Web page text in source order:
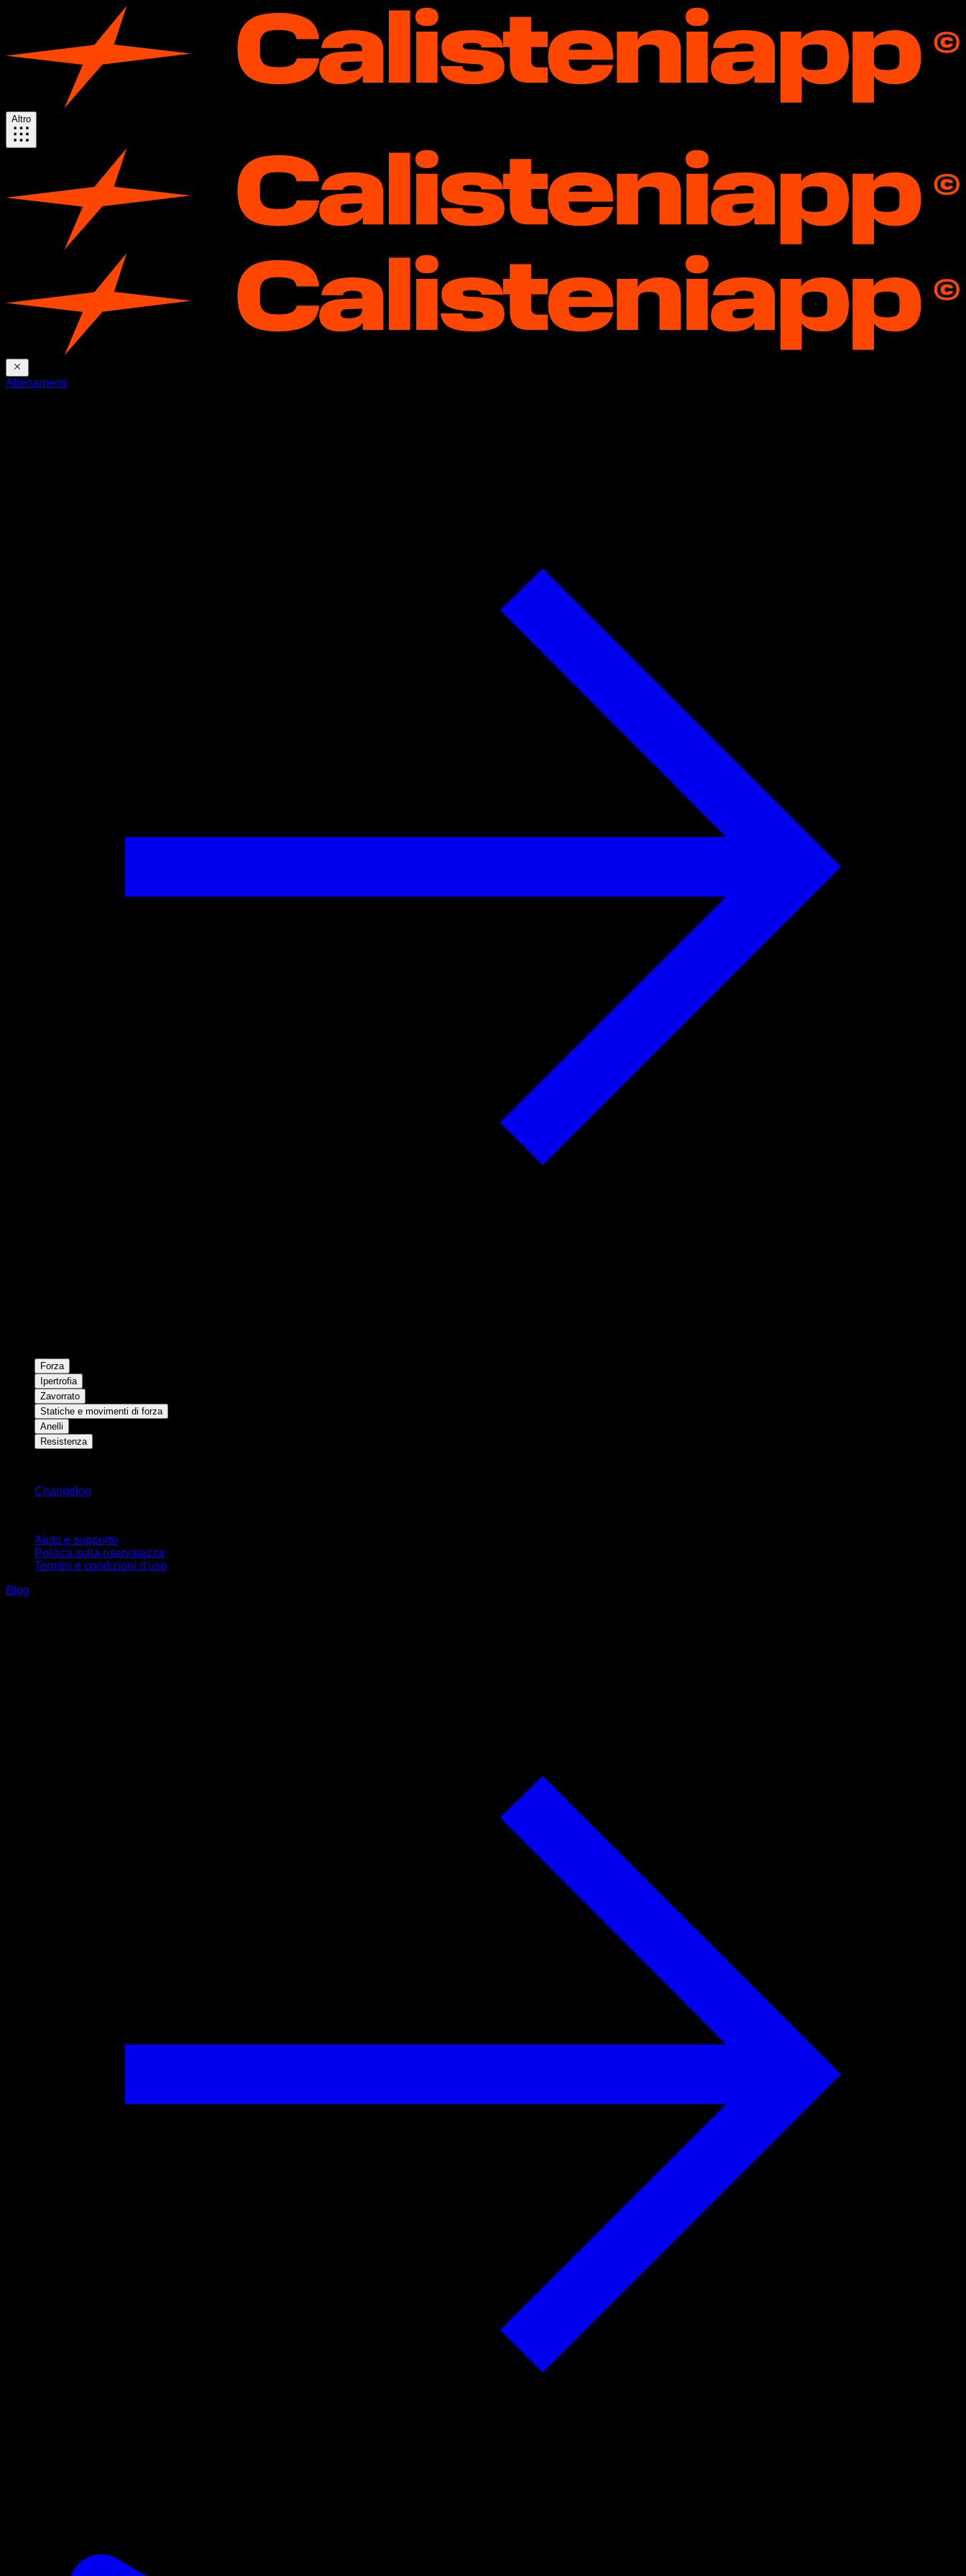
Altro
Allenamenti
Forza
Ipertrofia
Zavorrato
Statiche e movimenti di forza
Anelli
Resistenza
Changelog
Aiuto e supporto
Politica sulla riservatezza
Termini e condizioni d'uso
Blog